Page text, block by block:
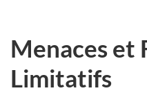
Menaces et
Limitatifs